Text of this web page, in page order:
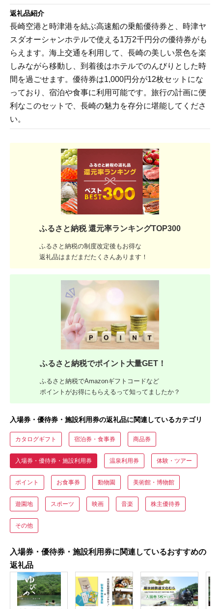
返礼品紹介
長崎空港と時津港を結ぶ高速船の乗船優待券と、時津ヤ
スダオーシャンホテルで使える1万2千円分の優待券がも
らえます。海上交通を利用して、長崎の美しい景色を楽
しみながら移動し、到着後はホテルでのんびりとした時
間を過ごせます。優待券は1,000円分が12枚セットにな
っており、宿泊や食事に利用可能です。旅行の計画に便
利なこのセットで、長崎の魅力を存分に堪能してくださ
い。
ふるさと納税 還元率ランキングTOP300
ふるさと納税の制度改定後もお得な
返礼品はまだまだたくさんあります！
ふるさと納税でポイント大量GET！
ふるさと納税でAmazonギフトコードなど
ポイントがお得にもらえるって知ってましたか？
入場券・優待券・施設利用券の返礼品に関連しているカテゴリ
カタログギフト 宿泊券・食事券 商品券
入場券・優待券・施設利用券 温泉利用券 体験・ツアー
ポイント お食事券 動物園 美術館・博物館
遊園地 スポーツ 映画 音楽 株主優待券
その他
入場券・優待券・施設利用券に関連しているおすすめの
返礼品